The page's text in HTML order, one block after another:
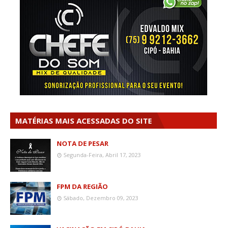
MATÉRIAS MAIS ACESSADAS DO SITE
NOTA DE PESAR
Segunda-Feira, Abril 17, 2023
FPM DA REGIÃO
Sábado, Dezembro 09, 2023